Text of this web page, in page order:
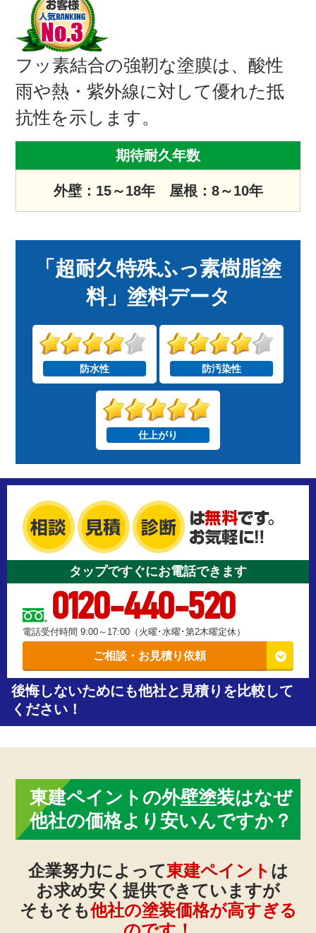
NoImage
フッ素結合の強靭な塗膜は、酸性
雨や熱・紫外線に対して優れた抵
抗性を示します。
期待耐久年数
外壁：15～18年 屋根：8～10年
「超耐久特殊ふっ素樹脂塗
料」塗料データ
防水性 防汚染性
仕上がり
タップですぐにお電話できます
0120-440-520
電話受付時間 9:00～17:00（火曜･水曜･第2木曜定休）
ご相談・お見積り依頼
後悔しないためにも他社と見積りを比較して
ください！
東建ペイント の外壁塗装はなぜ
他社の価格より安いんですか？
企業努力によって東建ペイント は
お求め安く提供できていますが
そもそも他社の塗装価格が高すぎる